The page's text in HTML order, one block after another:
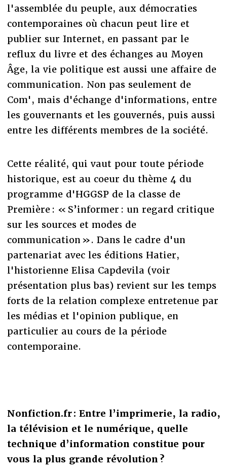
l'assemblée du peuple, aux démocraties
contemporaines où chacun peut lire et
publier sur Internet, en passant par le
reflux du livre et des échanges au Moyen
Âge, la vie politique est aussi une affaire de
communication. Non pas seulement de
Com', mais d'échange d'informations, entre
les gouvernants et les gouvernés, puis aussi
entre les différents membres de la société.
Cette réalité, qui vaut pour toute période
historique, est au coeur du thème 4 du
programme d'HGGSP de la classe de
Première : « S’informer : un regard critique
sur les sources et modes de
communication ». Dans le cadre d'un
partenariat avec les éditions Hatier,
l'historienne Elisa Capdevila (voir
présentation plus bas) revient sur les temps
forts de la relation complexe entretenue par
les médias et l'opinion publique, en
particulier au cours de la période
contemporaine.
Nonfiction.fr : Entre l’imprimerie, la radio,
la télévision et le numérique, quelle
technique d’information constitue pour
vous la plus grande révolution ?